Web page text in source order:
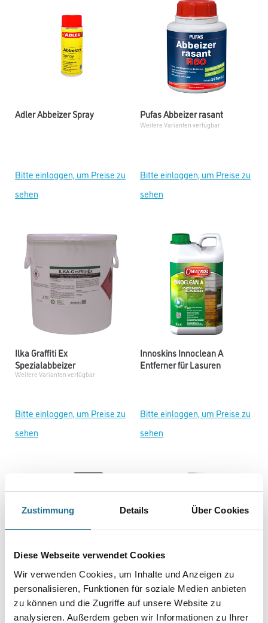
Zustimmung Details Über Cookies
Diese Webseite verwendet Cookies
Wir verwenden Cookies, um Inhalte und Anzeigen zu
personalisieren, Funktionen für soziale Medien anbieten
zu können und die Zugriffe auf unsere Website zu
analysieren. Außerdem geben wir Informationen zu Ihrer
Adler Abbeizer Spray
Bitte einloggen, um Preise zu
sehen
Pufas Abbeizer rasant
Weitere Varianten verfügbar
Bitte einloggen, um Preise zu
sehen
Ilka Graffiti Ex
Spezialabbeizer
Weitere Varianten verfügbar
Bitte einloggen, um Preise zu
sehen
Innoskins Innoclean A
Entferner für Lasuren
Bitte einloggen, um Preise zu
sehen
Innoskins Owatrol Aquanett
Entferner
Ilka Rapid TE
Tapetenentferner und
Leimfarbenlöser
Weitere Varianten verfügbar